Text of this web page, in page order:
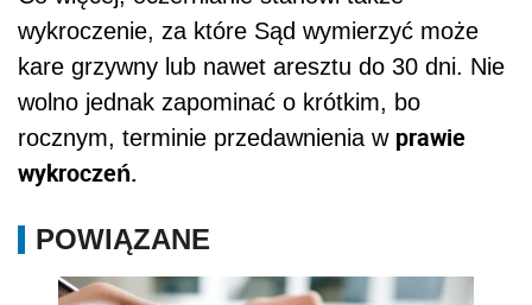
wykroczenie, za które Sąd wymierzyć może
kare grzywny lub nawet aresztu do 30 dni. Nie
wolno jednak zapominać o krótkim, bo
rocznym, terminie przedawnienia w prawie
wykroczeń.
POWIĄZANE